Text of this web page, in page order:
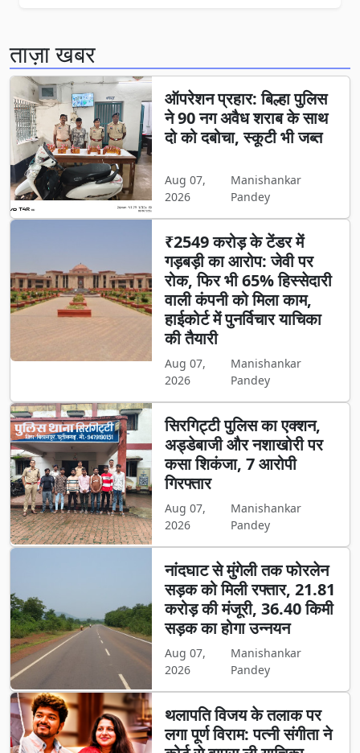
ताज़ा खबर
ऑपरेशन प्रहार: बिल्हा पुलिस
ने 90 नग अवैध शराब के साथ
दो को दबोचा, स्कूटी भी जब्त
Aug 07,
2026
Manishankar
Pandey
₹2549 करोड़ के टेंडर में
गड़बड़ी का आरोप: जेवी पर
रोक, फिर भी 65% हिस्सेदारी
वाली कंपनी को मिला काम,
हाईकोर्ट में पुनर्विचार याचिका
की तैयारी
Aug 07,
2026
Manishankar
Pandey
सिरगिट्टी पुलिस का एक्शन,
अड्डेबाजी और नशाखोरी पर
कसा शिकंजा, 7 आरोपी
गिरफ्तार
Aug 07,
2026
Manishankar
Pandey
नांदघाट से मुंगेली तक फोरलेन
सड़क को मिली रफ्तार, 21.81
करोड़ की मंजूरी, 36.40 किमी
सड़क का होगा उन्नयन
Aug 07,
2026
Manishankar
Pandey
थलापति विजय के तलाक पर
लगा पूर्ण विराम: पत्नी संगीता ने